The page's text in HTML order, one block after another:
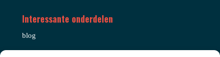
Interessante onderdelen
blog